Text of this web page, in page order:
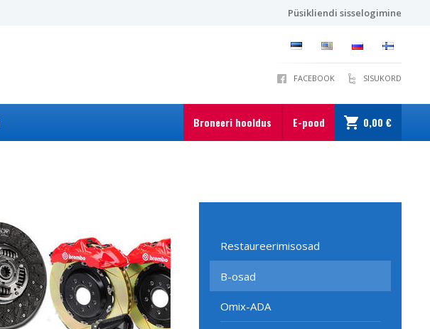
Püsikliendi sisselogimine
FACEBOOK SISUKORD
Broneeri hooldus E-pood 0,00 €
Restaureerimisosad
B-osad
Omix-ADA